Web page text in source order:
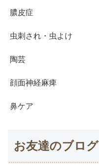
膿皮症
虫刺され・虫よけ
陶芸
顔面神経麻痺
鼻ケア
お友達のブログ